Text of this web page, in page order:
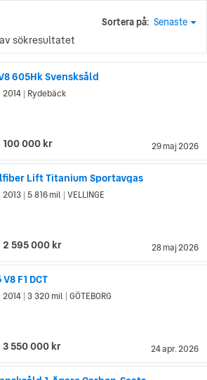
Sortera på: Senaste
av sökresultatet
605Hk Svensksåld
29 maj 2026
2014 Rydebäck
100 000 kr
Lift Titanium Sportavgas
28 maj 2026
2013 5 816 mil VELLINGE
2 595 000 kr
F1 DCT
24 apr. 2026
2014 3 320 mil GÖTEBORG
3 550 000 kr